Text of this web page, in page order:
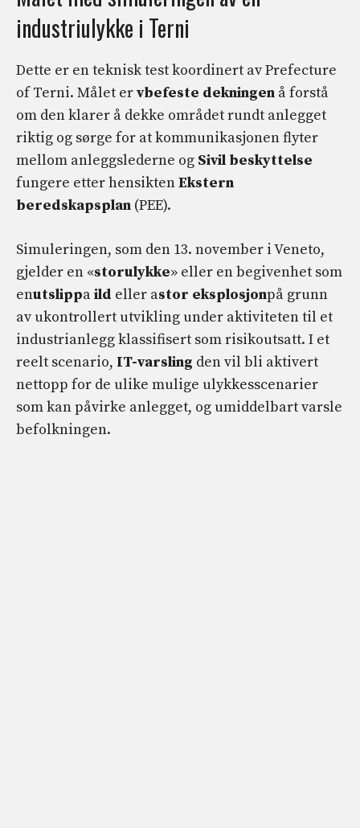
industriulykke i Terni
Dette er en teknisk test koordinert av Prefecture
of Terni. Målet ervbefeste dekningen å forstå
om den klarer å dekke området rundt anlegget
riktig og sørge for at kommunikasjonen flyter
mellom anleggslederne og Sivil beskyttelse
fungere etter hensiktenEkstern
beredskapsplan (PEE).
Simuleringen, som den 13. november i Veneto,
gjelder en «storulykke» eller en begivenhet som
enutslippaild eller astor eksplosjonpå grunn
av ukontrollert utvikling under aktiviteten til et
industrianlegg klassifisert som risikoutsatt. I et
reelt scenario, IT-varsling den vil bli aktivert
nettopp for de ulike mulige ulykkesscenarier
som kan påvirke anlegget, og umiddelbart varsle
befolkningen.